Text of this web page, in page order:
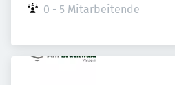
0 - 5 Mitarbeitende